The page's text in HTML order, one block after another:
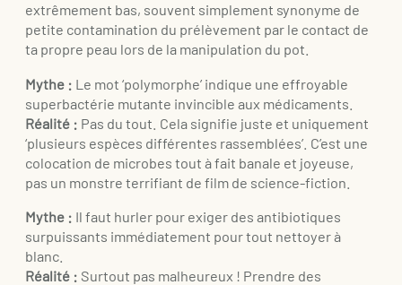
extrêmement bas, souvent simplement synonyme de
petite contamination du prélèvement par le contact de
ta propre peau lors de la manipulation du pot.
Mythe : Le mot ‘polymorphe’ indique une effroyable
superbactérie mutante invincible aux médicaments.
Réalité : Pas du tout. Cela signifie juste et uniquement
‘plusieurs espèces différentes rassemblées’. C’est une
colocation de microbes tout à fait banale et joyeuse,
pas un monstre terrifiant de film de science-fiction.
Mythe : Il faut hurler pour exiger des antibiotiques
surpuissants immédiatement pour tout nettoyer à
blanc.
Réalité : Surtout pas malheureux ! Prendre des